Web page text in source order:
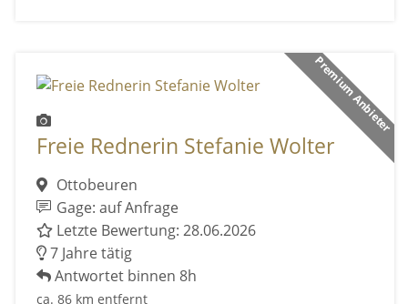
Premium Anbieter
Freie Rednerin Stefanie Wolter
Ottobeuren
Gage: auf Anfrage
Letzte Bewertung: 28.06.2026
7 Jahre tätig
Antwortet binnen 8h
ca. 86 km entfernt